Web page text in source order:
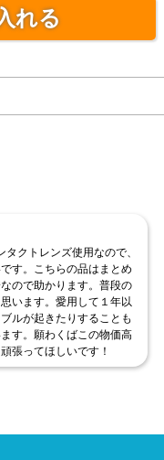
れる
クトレンズ使用なので、
す。こちらの品はまとめ
ので助かります。普段の
います。愛用して１年以
ルが起きたりすることも
す。願わくばこの物価高
張ってほしいです！